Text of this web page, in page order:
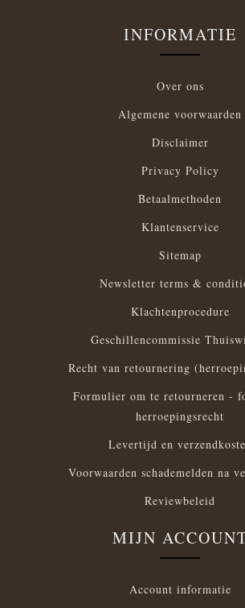
INFORMATIE
Over ons
Algemene voorwaarden
Disclaimer
Privacy Policy
Betaalmethoden
Klantenservice
Sitemap
Newsletter terms &
Klachtenprocedure
Geschillencommissie
Recht van retournering
Formulier om te retourneren -
herroepingsrecht
Levertijd en
Voorwaarden schademelden na
Reviewbeleid
MIJN
Account informatie